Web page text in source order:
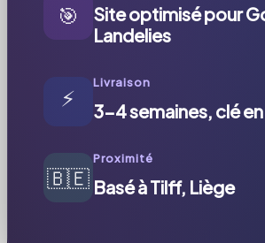
🎯
Site optimisé pour
Landelies
⚡
Livraison
3-4 semaines, clé
🇧🇪
Proximité
Basé à Tilff, Liège